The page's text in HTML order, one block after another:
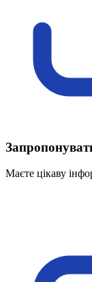
Дитяча
Новини
На
Маєте цікаву